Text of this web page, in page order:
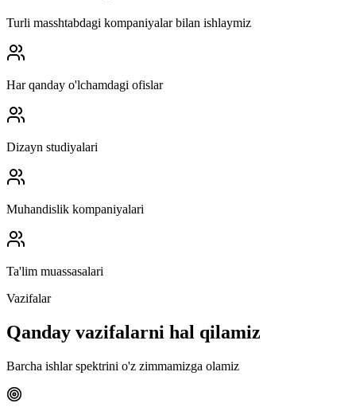
Turli masshtabdagi kompaniyalar bilan ishlaymiz
Har qanday o'lchamdagi ofislar
Dizayn studiyalari
Muhandislik kompaniyalari
Ta'lim muassasalari
Vazifalar
Qanday vazifalarni hal qilamiz
Barcha ishlar spektrini o'z zimmamizga olamiz